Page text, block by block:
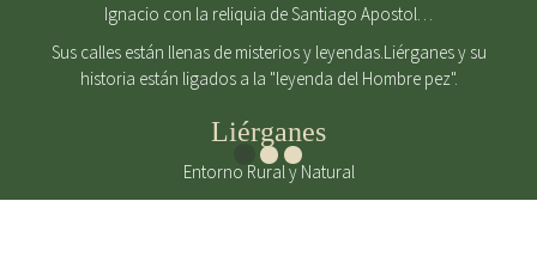
Ignacio con la reliquia de Santiago Apostol…
Sus calles están llenas de misterios y leyendas.Liérganes y su
historia están ligados a la "leyenda del Hombre pez".
Liérganes
Entorno Rural y Natural